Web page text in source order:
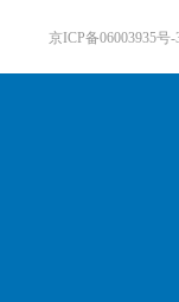
京ICP备06003935号-